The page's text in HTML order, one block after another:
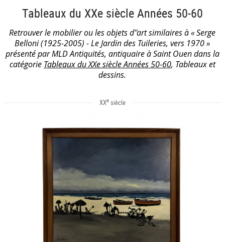
Tableaux du XXe siècle Années 50-60
Retrouver le mobilier ou les objets d''art similaires à « Serge
Belloni (1925-2005) - Le Jardin des Tuileries, vers 1970 »
présenté par MLD Antiquités, antiquaire à Saint Ouen dans la
catégorie Tableaux du XXe siècle Années 50-60, Tableaux et
dessins.
XXesiècle